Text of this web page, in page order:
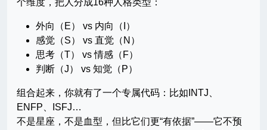
个维度，把人分成16种人格类型：
外向（E） vs 内向（I）
感觉（S） vs 直觉（N）
思考（T） vs 情感（F）
判断（J） vs 知觉（P）
组合起来，你就有了一个专属代码：比如INTJ、
ENFP、ISFJ…
不是星座，不是血型，但比它们更“有依据”——它不预